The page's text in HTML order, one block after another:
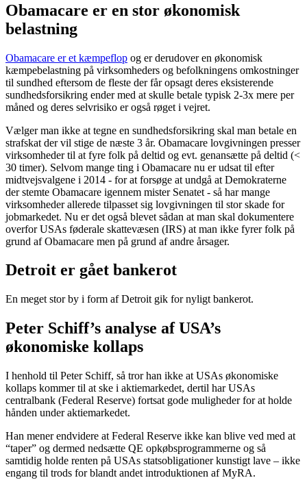
Obamacare er en stor økonomisk
belastning
Obamacare er et kæmpeflop og er derudover en økonomisk
kæmpebelastning på virksomheders og befolkningens omkostninger
til sundhed eftersom de fleste der får opsagt deres eksisterende
sundhedsforsikring ender med at skulle betale typisk 2-3x mere per
måned og deres selvrisiko er også røget i vejret.
Vælger man ikke at tegne en sundhedsforsikring skal man betale en
strafskat der vil stige de næste 3 år. Obamacare lovgivningen presser
virksomheder til at fyre folk på deltid og evt. genansætte på deltid (<
30 timer). Selvom mange ting i Obamacare nu er udsat til efter
midtvejsvalgene i 2014 - for at forsøge at undgå at Demokraterne
der stemte Obamacare igennem mister Senatet - så har mange
virksomheder allerede tilpasset sig lovgivningen til stor skade for
jobmarkedet. Nu er det også blevet sådan at man skal dokumentere
overfor USAs føderale skattevæsen (IRS) at man ikke fyrer folk på
grund af Obamacare men på grund af andre årsager.
Detroit er gået bankerot
En meget stor by i form af Detroit gik for nyligt bankerot.
Peter Schiff’s analyse af USA’s
økonomiske kollaps
I henhold til Peter Schiff, så tror han ikke at USAs økonomiske
kollaps kommer til at ske i aktiemarkedet, dertil har USAs
centralbank (Federal Reserve) fortsat gode muligheder for at holde
hånden under aktiemarkedet.
Han mener endvidere at Federal Reserve ikke kan blive ved med at
“taper” og dermed nedsætte QE opkøbsprogrammerne og så
samtidig holde renten på USAs statsobligationer kunstigt lave – ikke
engang til trods for blandt andet introduktionen af MyRA.